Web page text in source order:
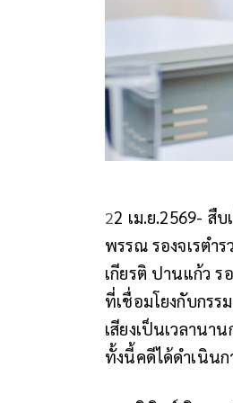
22 เม.ย.2569- สื
พรรณ รองจเรตำ
เกียรติ ปานแก้ว
ที่เชื่อมโยงกับกร
เสียงเป็นเวลานา
ทั้งนี้คดีได้ดำเนิน